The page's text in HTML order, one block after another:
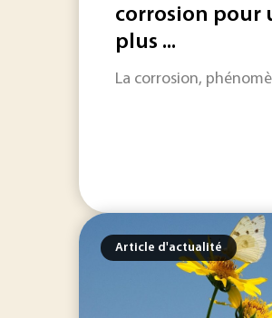
corrosion pour
plus ...
La corrosion,
Article d'actualité